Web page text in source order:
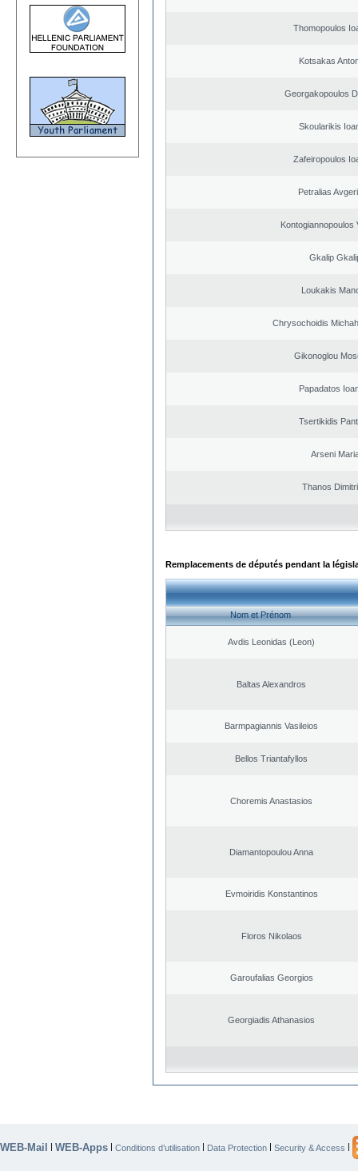
Thomopoulos
Kotsakas
Georgakopoulos
Skoularikis
Zafeiropoulos
Petralias
Kontogiannopoulos
Gkalip
Loukakis
Chrysochoidis
Gikonoglou
Papadatos
Tsertikidis
Arseni
Thanos
Remplacements de députés pendant la
Nom et Prénom
Avdis Leonidas (Leon)
Baltas Alexandros
Barmpagiannis Vasileios
Bellos Triantafyllos
Choremis Anastasios
Diamantopoulou Anna
Evmoiridis Konstantinos
Floros Nikolaos
Garoufalias Georgios
Georgiadis Athanasios
WEB-Mail | WEB-Apps | Conditions d’utilisation | Data Protection | Security & Access |